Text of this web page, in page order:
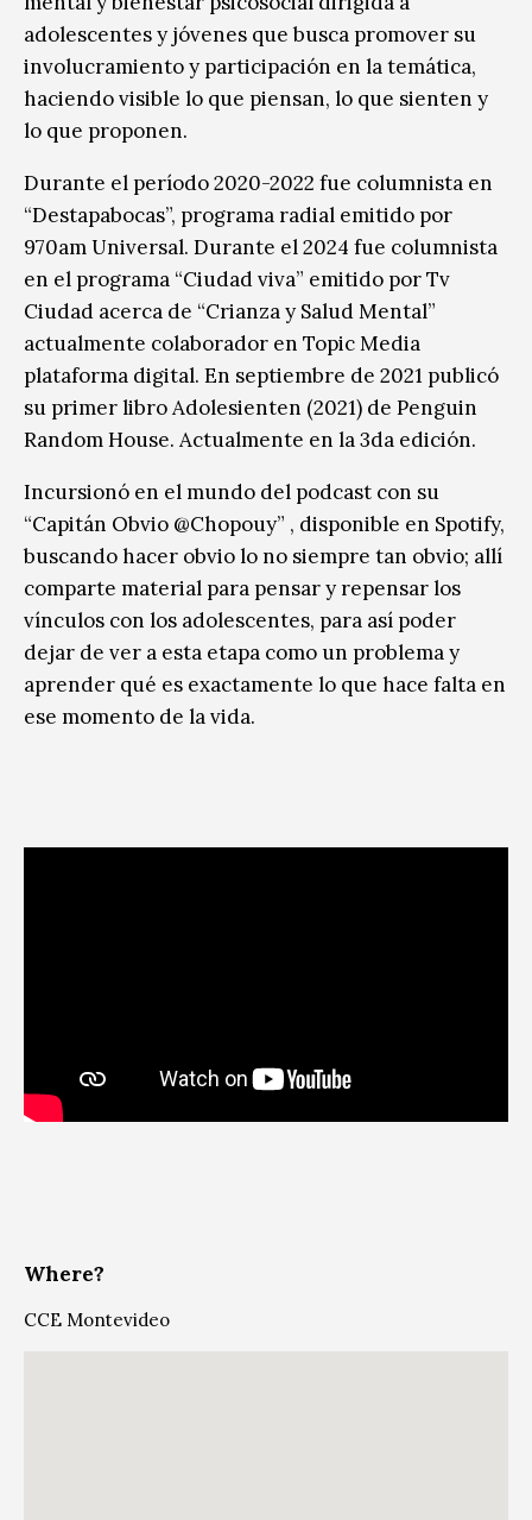
adolescentes y jóvenes que busca promover su
involucramiento y participación en la temática,
haciendo visible lo que piensan, lo que sienten y
lo que proponen.
Durante el período 2020-2022 fue columnista en
“Destapabocas”, programa radial emitido por
970am Universal. Durante el 2024 fue columnista
en el programa “Ciudad viva” emitido por Tv
Ciudad acerca de “Crianza y Salud Mental”
actualmente colaborador en Topic Media
plataforma digital. En septiembre de 2021 publicó
su primer libro Adolesienten (2021) de Penguin
Random House. Actualmente en la 3da edición.
Incursionó en el mundo del podcast con su
“Capitán Obvio @Chopouy” , disponible en Spotify,
buscando hacer obvio lo no siempre tan obvio; allí
comparte material para pensar y repensar los
vínculos con los adolescentes, para así poder
dejar de ver a esta etapa como un problema y
aprender qué es exactamente lo que hace falta en
ese momento de la vida.
Where?
CCE Montevideo